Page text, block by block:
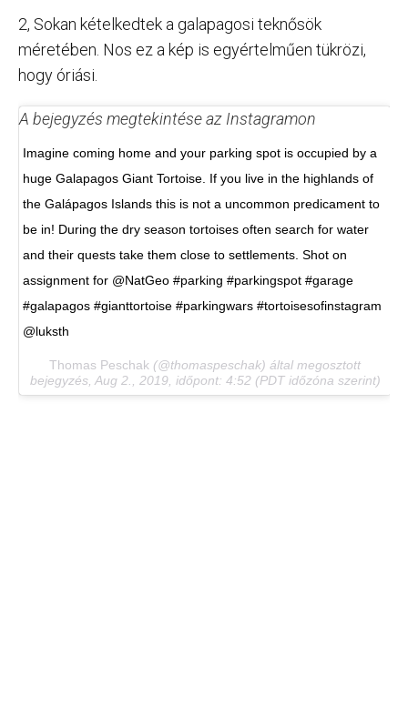
2, Sokan kételkedtek a galapagosi teknősök
méretében. Nos ez a kép is egyértelműen tükrözi,
hogy óriási.
A bejegyzés megtekintése az Instagramon
Imagine coming home and your parking spot is occupied by a
huge Galapagos Giant Tortoise. If you live in the highlands of
the Galápagos Islands this is not a uncommon predicament to
be in! During the dry season tortoises often search for water
and their quests take them close to settlements. Shot on
assignment for @NatGeo #parking #parkingspot #garage
#galapagos #gianttortoise #parkingwars #tortoisesofinstagram
@luksth
Thomas Peschak (@thomaspeschak) által megosztott
bejegyzés, Aug 2., 2019, időpont: 4:52 (PDT időzóna szerint)